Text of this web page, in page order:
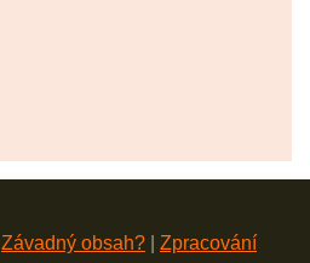
Závadný obsah? Zpracování